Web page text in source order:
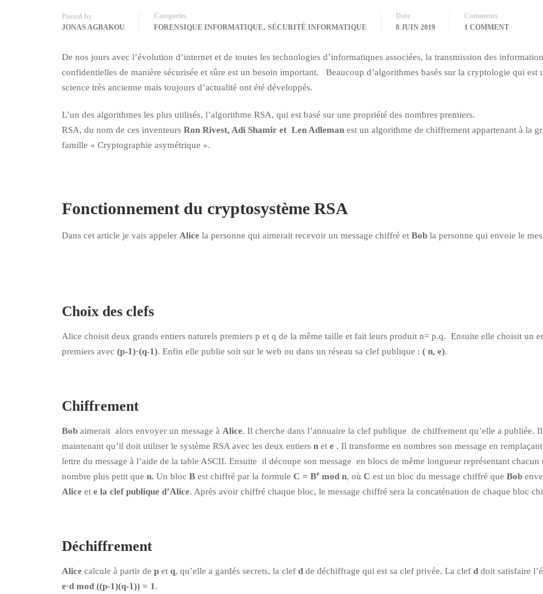
Posted by
JONAS AGBAKOU
Categories
FORENSIQUE INFORMATIQUE, SÉCURITÉ INFORMATIQUE
Date
8 JUIN 2019
Comments
1 COMMENT
De nos jours avec l’évolution d’internet et de toutes les technologies d’informatiques associées, la transmission des
confidentielles de manière sécurisée et sûre est un besoin important. Beaucoup d’algorithmes basés sur la cryptologie qui est
science très ancienne mais toujours d’actualité ont été développés.
L’un des algorithmes les plus utilisés, l’algorithme RSA, qui est basé sur une propriété des nombres premiers.
RSA, du nom de ces inventeurs Ron Rivest, Adi Shamir et Len Adleman est un algorithme de chiffrement appartenant à la
famille « Cryptographie asymétrique ».
Fonctionnement du cryptosystème RSA
Dans cet article je vais appeler Alice la personne qui aimerait recevoir un message chiffré et Bob la personne qui envoie le
Choix des clefs
Alice choisit deux grands entiers naturels premiers p et q de la même taille et fait leurs produit n= p.q. Ensuite elle choisit un
premiers avec (p-1)·(q-1). Enfin elle publie soit sur le web ou dans un réseau sa clef publique : ( n, e).
Chiffrement
Bob aimerait alors envoyer un message à Alice. Il cherche dans l’annuaire la clef publique de chiffrement qu’elle a publiée.
maintenant qu’il doit utiliser le système RSA avec les deux entiers n et e . Il transforme en nombres son message en
lettre du message à l’aide de la table ASCII. Ensuite il découpe son message en blocs de même longueur représentant chacun
nombre plus petit que n. Un bloc B est chiffré par la formule C = Be mod n, où C est un bloc du message chiffré que Bob
Alice et e la clef publique d’Alice. Après avoir chiffré chaque bloc, le message chiffré sera la concaténation de chaque bloc
Déchiffrement
Alice calcule à partir de p et q, qu’elle a gardés secrets, la clef d de déchiffrage qui est sa clef privée. La clef d doit satisfaire
e·d mod ((p-1)(q-1)) = 1 .